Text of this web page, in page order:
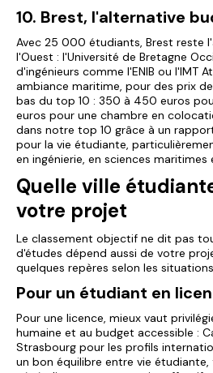
10. Brest, l'alternative
Avec 25 000 étudiants, Brest reste
l'Ouest : l'Université de Bretagne
d'ingénieurs comme l'ENIB ou l'IMT
ambiance maritime, pour des prix
bas du top 10 : 350 à 450 euros
euros pour une chambre en
dans notre top 10 grâce à un
pour la vie étudiante,
en ingénierie, en sciences
Quelle ville
votre projet
Le classement objectif ne dit pas
d'études dépend aussi de votre
quelques repères selon les
Pour un étudiant en
Pour une licence, mieux vaut
humaine et au budget accessible :
Strasbourg pour les profils
un bon équilibre entre vie